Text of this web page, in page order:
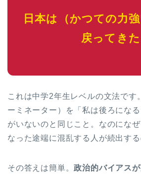
日本は（かつての力強
戻ってきた
これは中学2年生レベルの文法です。
ーミネーター）を「私は後ろにな
がいないのと同じこと。なのにな
なった途端に混乱する人が続出す
その答えは簡単。政治的バイアス